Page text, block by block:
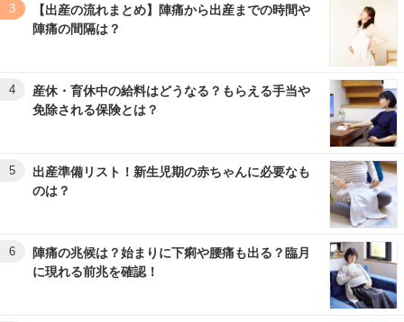
3
【出産の流れまとめ】陣痛から出産までの時間や
陣痛の間隔は？
4
産休・育休中の給料はどうなる？もらえる手当や
免除される保険とは？
5
出産準備リスト！新生児期の赤ちゃんに必要なも
のは？
6
陣痛の兆候は？始まりに下痢や腰痛も出る？臨月
に現れる前兆を確認！